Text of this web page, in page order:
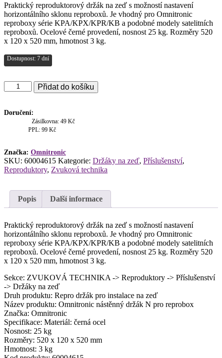
Praktický reproduktorový držák na zeď s možností nastavení
horizontálního sklonu reproboxů. Je vhodný pro Omnitronic
reproboxy série KPA/KPX/KPR/KB a podobné modely satelitních
reproboxů. Ocelové černé provedení, nosnost 25 kg. Rozměry 520
x 120 x 520 mm, hmotnost 3 kg.
Dostupnost: 7 dní
Omnitronic
nástěnný
N
reprobox
Přidat do košíku
Doručení:
Zásilkovna: 49 Kč
PPL: 99 Kč
Značka: Omnitronic
SKU: 60004615 Kategorie: Držáky na zeď, Příslušenství,
Reproduktory, Zvuková technika
Popis Další informace
Praktický reproduktorový držák na zeď s možností nastavení
horizontálního sklonu reproboxů. Je vhodný pro Omnitronic
reproboxy série KPA/KPX/KPR/KB a podobné modely satelitních
reproboxů. Ocelové černé provedení, nosnost 25 kg. Rozměry 520
x 120 x 520 mm, hmotnost 3 kg.
Sekce: ZVUKOVÁ TECHNIKA -> Reproduktory -> Příslušenství
-> Držáky na zeď
Druh produktu: Repro držák pro instalace na zeď
Název produktu: Omnitronic nástěnný držák N pro reprobox
Značka: Omnitronic
Specifikace: Materiál: černá ocel
Nosnost: 25 kg
Rozměry: 520 x 120 x 520 mm
Hmotnost: 3 kg